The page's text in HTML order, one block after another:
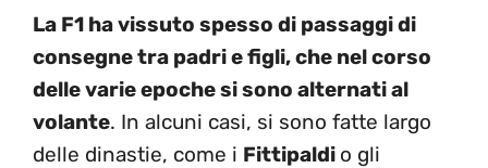
La F1 ha vissuto spesso di passaggi di
consegne tra padri e figli, che nel corso
delle varie epoche si sono alternati al
volante. In alcuni casi, si sono fatte largo
delle dinastie, come i Fittipaldi o gli